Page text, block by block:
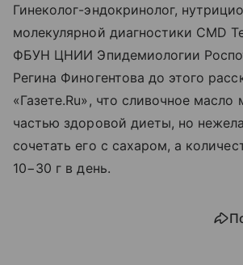
Гинеколог-эндокринолог,
молекулярной диагностики CMD
ФБУН ЦНИИ Эпидемиологии
Регина Финогентова до этого
«Газете.Ru», что сливочное
частью здоровой диеты, но
сочетать его с сахаром, а
10−30 г в день.